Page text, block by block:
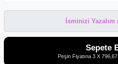
İsminizi Yazalım
Sepete
Peşin Fiyatına 3 X